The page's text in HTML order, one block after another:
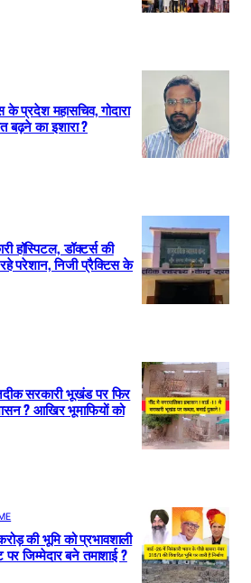
प्रदेश महासचिव, गोदारा
बढ़ने का इशारा ?
हॉस्पिटल, डॉक्टर्स की
परेशान, निजी प्रैक्टिस के
सरकारी भूखंड पर फिर
? आखिर भूमाफियों को
की भूमि को प्रभावशाली
जिम्मेदार बने तमाशाई ?